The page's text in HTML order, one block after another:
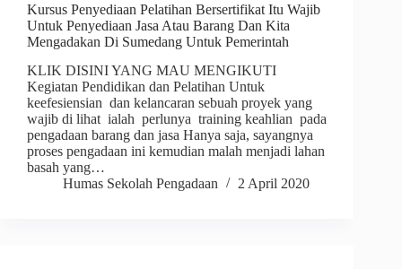
Kursus Penyediaan Pelatihan Bersertifikat Itu Wajib
Untuk Penyediaan Jasa Atau Barang Dan Kita
Mengadakan Di Sumedang Untuk Pemerintah
KLIK DISINI YANG MAU MENGIKUTI
Kegiatan Pendidikan dan Pelatihan Untuk
keefesiensian dan kelancaran sebuah proyek yang
wajib di lihat ialah perlunya training keahlian pada
pengadaan barang dan jasa Hanya saja, sayangnya
proses pengadaan ini kemudian malah menjadi lahan
basah yang…
Humas Sekolah Pengadaan
2 April 2020